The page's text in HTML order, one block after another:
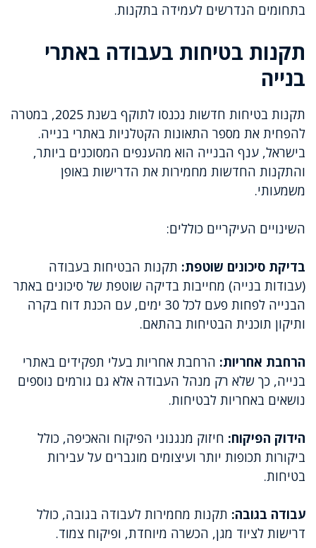
בתחומים הנדרשים לעמידה בתקנות.
תקנות בטיחות בעבודה באתרי
בנייה
תקנות בטיחות חדשות נכנסו לתוקף בשנת 2025, במטרה
להפחית את מספר התאונות הקטלניות באתרי בנייה.
בישראל, ענף הבנייה הוא מהענפים המסוכנים ביותר,
והתקנות החדשות מחמירות את הדרישות באופן
משמעותי.
השינויים העיקריים כוללים:
בדיקת סיכונים שוטפת: תקנות הבטיחות בעבודה
(עבודות בנייה) מחייבות בדיקה שוטפת של סיכונים באתר
הבנייה לפחות פעם לכל 30 ימים, עם הכנת דוח בקרה
ותיקון תוכנית הבטיחות בהתאם.
הרחבת אחריות: הרחבת אחריות בעלי תפקידים באתרי
בנייה, כך שלא רק מנהל העבודה אלא גם גורמים נוספים
נושאים באחריות לבטיחות.
הידוק הפיקוח: חיזוק מנגנוני הפיקוח והאכיפה, כולל
ביקורות תכופות יותר ועיצומים מוגברים על עבירות
בטיחות.
עבודה בגובה: תקנות מחמירות לעבודה בגובה, כולל
דרישות לציוד מגן, הכשרה מיוחדת, ופיקוח צמוד.